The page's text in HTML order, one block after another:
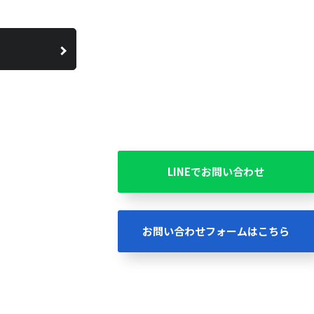
LINEでお問い合わせ
お問い合わせフォームはこちら